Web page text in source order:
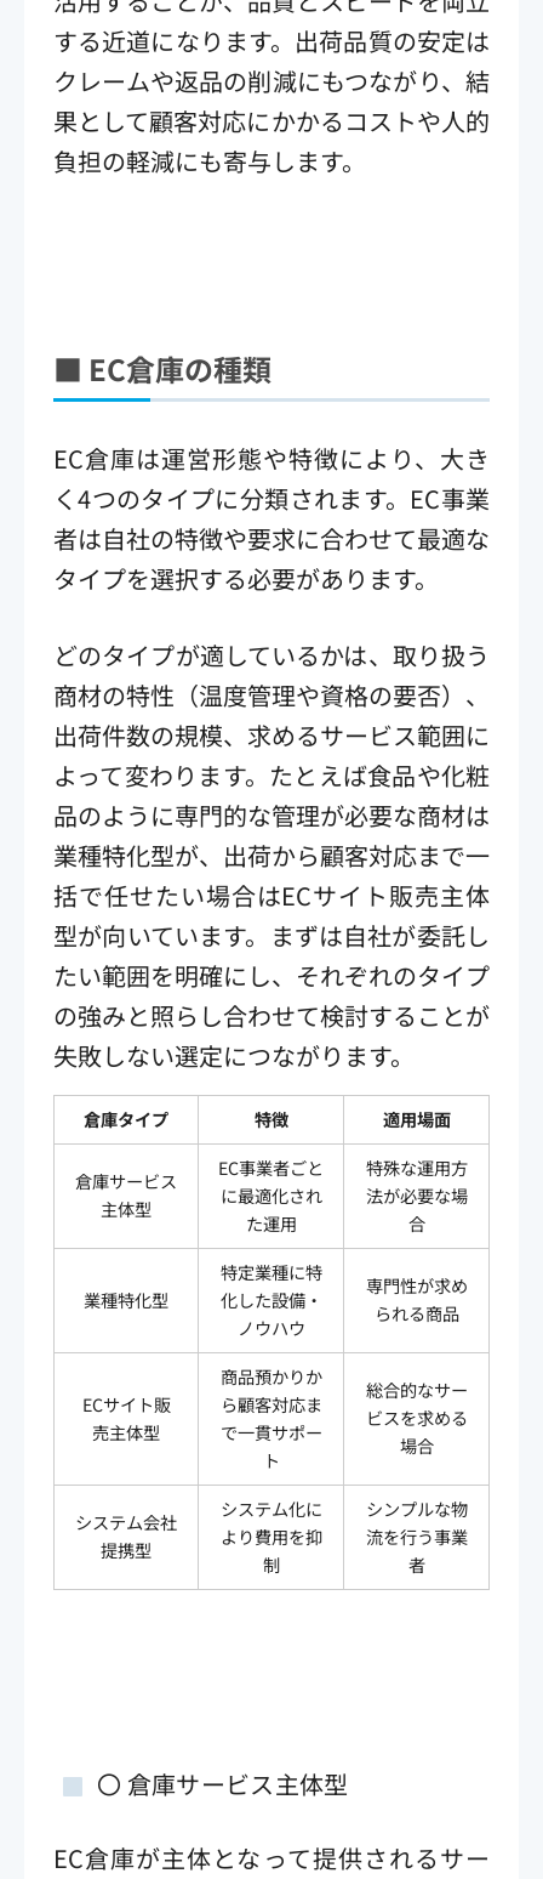
する近道になります。出荷品質の安定は
クレームや返品の削減にもつながり、結
果として顧客対応にかかるコストや人的
負担の軽減にも寄与します。
■ EC倉庫の種類
EC倉庫は運営形態や特徴により、大き
く4つのタイプに分類されます。EC事業
者は自社の特徴や要求に合わせて最適な
タイプを選択する必要があります。
どのタイプが適しているかは、取り扱う
商材の特性（温度管理や資格の要否）、
出荷件数の規模、求めるサービス範囲に
よって変わります。たとえば食品や化粧
品のように専門的な管理が必要な商材は
業種特化型が、出荷から顧客対応まで一
括で任せたい場合はECサイト販売主体
型が向いています。まずは自社が委託し
たい範囲を明確にし、それぞれのタイプ
の強みと照らし合わせて検討することが
失敗しない選定につながります。
倉庫タイプ 特徴 適用場面
倉庫サービス
主体型
EC事業者ごと
に最適化され
た運用
特殊な運用方
法が必要な場
合
業種特化型
特定業種に特
化した設備・
ノウハウ
専門性が求め
られる商品
ECサイト販
売主体型
商品預かりか
ら顧客対応ま
で一貫サポー
ト
総合的なサー
ビスを求める
場合
システム会社
提携型
システム化に
より費用を抑
制
シンプルな物
流を行う事業
者
〇 倉庫サービス主体型
EC倉庫が主体となって提供されるサー